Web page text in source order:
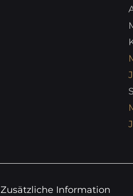
Zusätzliche Information